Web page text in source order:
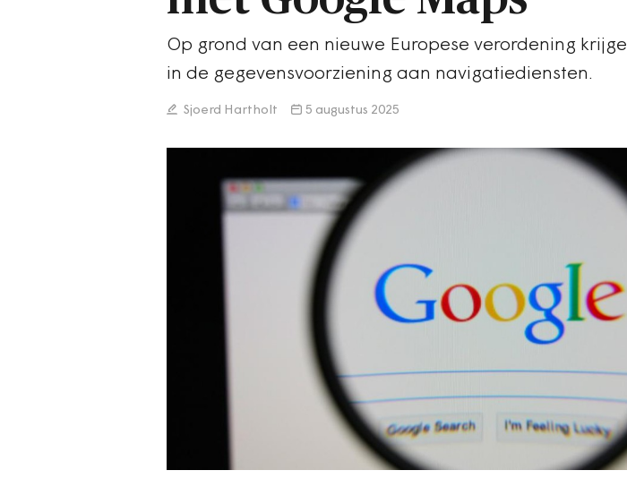
Op grond van een nieuwe Europese verordening
in de gegevensvoorziening aan navigatiediensten.
Sjoerd Hartholt 5 augustus 2025